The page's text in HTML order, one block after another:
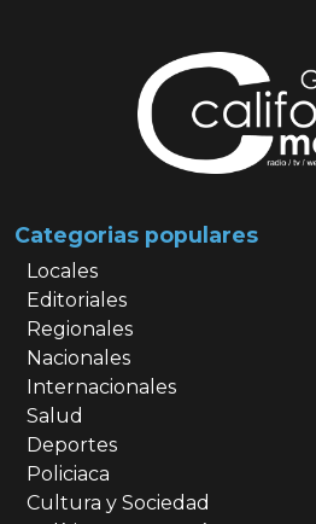
Categorias populares
Locales
Editoriales
Regionales
Nacionales
Internacionales
Salud
Deportes
Policiaca
Cultura y Sociedad